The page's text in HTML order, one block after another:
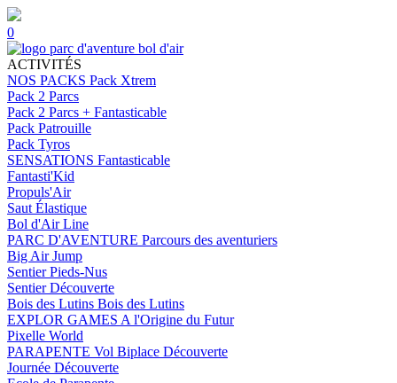
0
ACTIVITÉS
NOS PACKS Pack Xtrem
Pack 2 Parcs
Pack 2 Parcs + Fantasticable
Pack Patrouille
Pack Tyros
SENSATIONS Fantasticable
Fantasti'Kid
Propuls'Air
Saut Élastique
Bol d'Air Line
PARC D'AVENTURE Parcours des aventuriers
Big Air Jump
Sentier Pieds-Nus
Sentier Découverte
Bois des Lutins Bois des Lutins
EXPLOR GAMES A l'Origine du Futur
Pixelle World
PARAPENTE Vol Biplace Découverte
Journée Découverte